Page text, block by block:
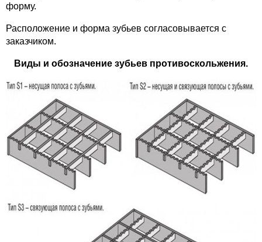
форму.
Расположение и форма зубьев согласовывается с
заказчиком.
Виды и обозначение зубьев противоскольжения.